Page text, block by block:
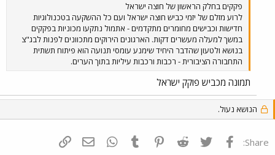
פקקים בחלק הראשון של חוצה ישראל
לרוע מזלם של יזמי כביש חוצה ישראל ועם כל ההשקעה בטכנולוגיות
חדישות וכבישים מחומרים מתקדמים - אתמול נתקעו מכוניות בפקקים
במשך למעלה מעשרים דקות. הארגונים הירוקים מתכוונים לפנות לבג"צ
בנושא ולטעון שהדבר היחיד שימנע עומסי תנועה הוא פיתוח תשתית
התחבורה הציבורית - רכבות ורכבות עיליות בתוך הערים.
תמונה מכביש פוקק ישראל
הנושא נעול.
Share: פייסבוק Twitter
Reddit
Pinterest
Tumblr
WhatsAppדואר אלקטרוני